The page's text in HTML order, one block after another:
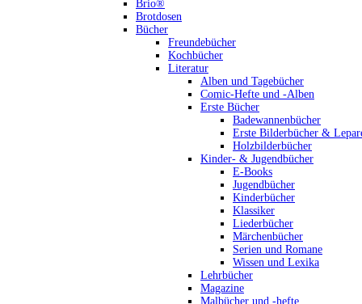
Brio®
Brotdosen
Bücher
Freundebücher
Kochbücher
Literatur
Alben und Tagebücher
Comic-Hefte und -Alben
Erste Bücher
Badewannenbücher
Erste Bilderbücher &
Holzbilderbücher
Kinder- & Jugendbücher
E-Books
Jugendbücher
Kinderbücher
Klassiker
Liederbücher
Märchenbücher
Serien und Romane
Wissen und Lexika
Lehrbücher
Magazine
Malbücher und -hefte